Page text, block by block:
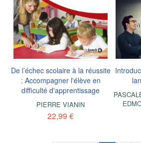
De l’échec scolaire à la réussite
: Accompagner l'élève en
difficulté d'apprentissage
PIERRE VIANIN
22,99 €